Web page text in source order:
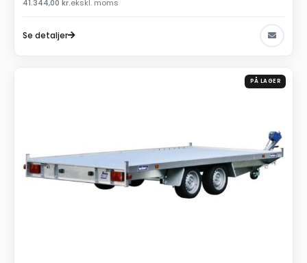
41.344,00 kr.ekskl. moms
Se detaljer
PÅ LAGER